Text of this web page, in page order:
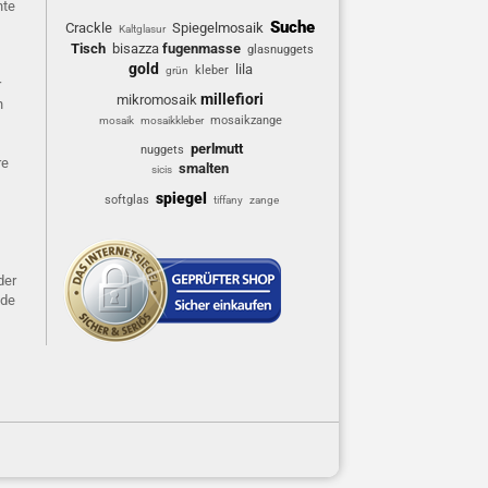
Crackle Kaltglasur Spiegelmosaik Suche
Tisch bisazza fugenmasse glasnuggets
gold grün kleber
lila
mikromosaik millefiori
mosaik mosaikkleber mosaikzange
nuggets perlmutt
sicis smalten
softglas spiegel tiffany zange